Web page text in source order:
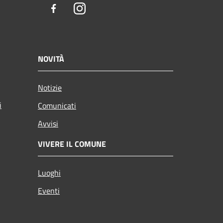
FacebookInstagram
NOVITÀ
Notizie
Comunicati
Avvisi
VIVERE IL COMUNE
Luoghi
Eventi